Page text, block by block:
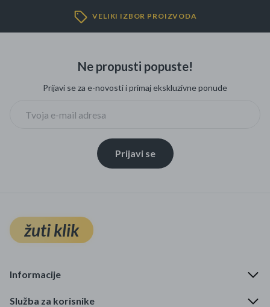
VELIKI IZBOR PROIZVODA
Ne propusti popuste!
Prijavi se za e-novosti i primaj ekskluzivne ponude
Prijavi se
žuti klik
Informacije
Služba za korisnike